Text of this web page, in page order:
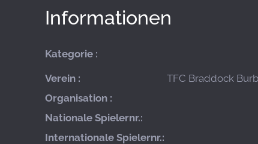
Informationen
Kategorie :
Verein :
TFC Braddock
Organisation :
Nationale Spielernr.:
Internationale Spielernr.: